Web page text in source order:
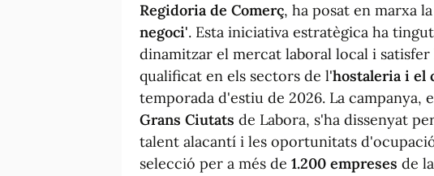
Regidoria de Comerç, ha posat en marxa
negoci'. Esta iniciativa estratègica ha
dinamitzar el mercat laboral local i
qualificat en els sectors de l'hostaleria i el
temporada d'estiu de 2026. La campanya,
Grans Ciutats de Labora, s'ha dissenyat
talent alacantí i les oportunitats
selecció per a més de 1.200 empreses de